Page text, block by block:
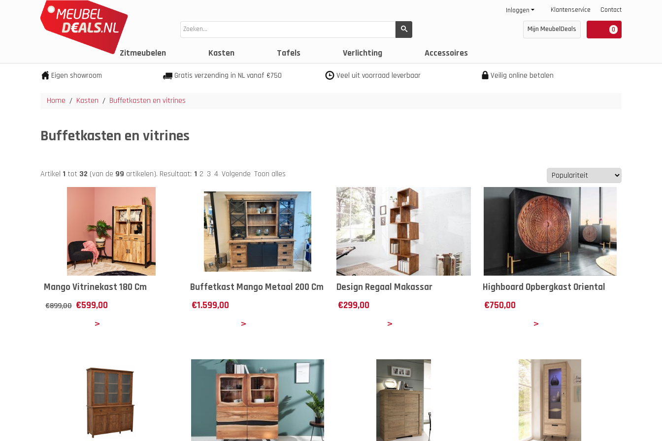
Klantenservice Contact
Inloggen
0
Mijn MeubelDeals
Zitmeubelen Kasten Tafels Verlichting Accessoires
Eigen showroom Gratis verzending in NL vanaf €750 Veel uit voorraad leverbaar Veilig online betalen
Home / Kasten / Buffetkasten en vitrines
Buffetkasten en vitrines
Artikel 1 tot 32 (van de 99 artikelen). Resultaat: 1 2 3 4 Volgende Toon alles
Mango Vitrinekast 180 Cm
€899,00 €599,00
Buffetkast Mango Metaal 200 Cm
€1.599,00
Design Regaal Makassar
€299,00
Highboard Opbergkast Oriental
€750,00